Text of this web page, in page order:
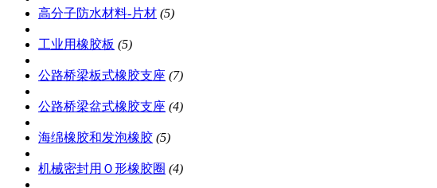
高分子防水材料-片材 (5)
工业用橡胶板 (5)
公路桥梁板式橡胶支座 (7)
公路桥梁盆式橡胶支座 (4)
海绵橡胶和发泡橡胶 (5)
机械密封用Ｏ形橡胶圈 (4)